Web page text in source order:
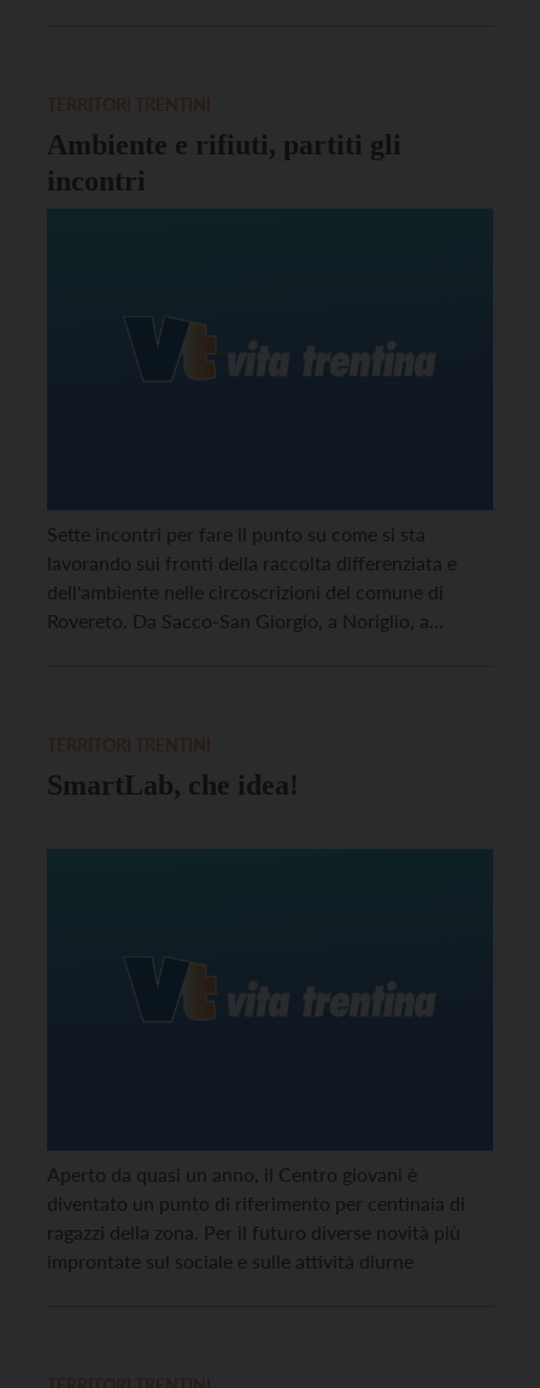
Ambiente e rifiuti, partiti gli
incontri
Sette incontri per fare il punto su come si sta
lavorando sui fronti della raccolta differenziata e
dell'ambiente nelle circoscrizioni del comune di
Rovereto. Da Sacco-San Giorgio, a Noriglio, a
SmartLab, che idea!
Aperto da quasi un anno, il Centro giovani è
diventato un punto di riferimento per centinaia di
ragazzi della zona. Per il futuro diverse novità più
improntate sul sociale e sulle attività diurne